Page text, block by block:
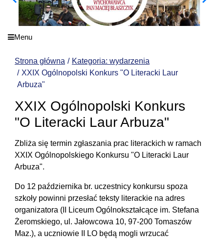
Menu
Strona główna
Kategoria: wydarzenia
XXIX Ogólnopolski Konkurs "O Literacki Laur
Arbuza"
XXIX Ogólnopolski Konkurs
"O Literacki Laur Arbuza"
Zbliża się termin zgłaszania prac literackich w ramach
XXIX Ogólnopolskiego Konkursu "O Literacki Laur
Arbuza".
Do 12 października br. uczestnicy konkursu spoza
szkoły powinni przesłać teksty literackie na adres
organizatora (II Liceum Ogólnokształcące im. Stefana
Żeromskiego, ul. Jałowcowa 10, 97-200 Tomaszów
Maz.), a uczniowie II LO będą mogli wrzucać